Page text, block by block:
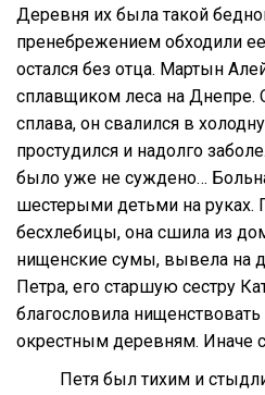
Деревня их была такой
пренебрежением обходили
остался без отца. Мартын
сплавщиком леса на
сплава, он свалился в
простудился и надолго
было уже не суждено…
шестерыми детьми на руках.
бесхлебицы, она сшила из
нищенские сумы, вывела на
Петра, его старшую сестру
благословила
окрестным деревням. Иначе
Петя был тихим и